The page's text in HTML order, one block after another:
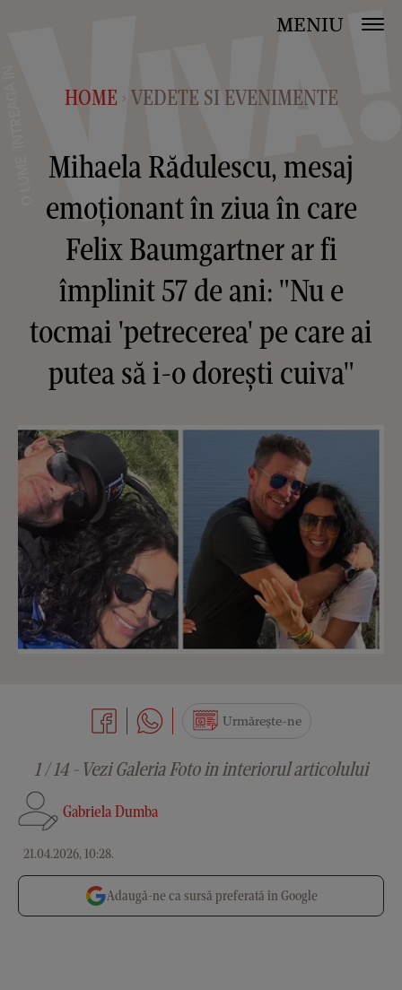
MENIU
HOME > VEDETE SI EVENIMENTE
Mihaela Rădulescu, mesaj
emoționant în ziua în care
Felix Baumgartner ar fi
împlinit 57 de ani: "Nu e
tocmai 'petrecerea' pe care ai
putea să i-o dorești cuiva"
Gabriela Dumba
21.04.2026, 10:28.
Urmărește-ne
1 / 14 - Vezi Galeria Foto in interiorul articolului
Adaugă-ne ca sursă preferată în Google